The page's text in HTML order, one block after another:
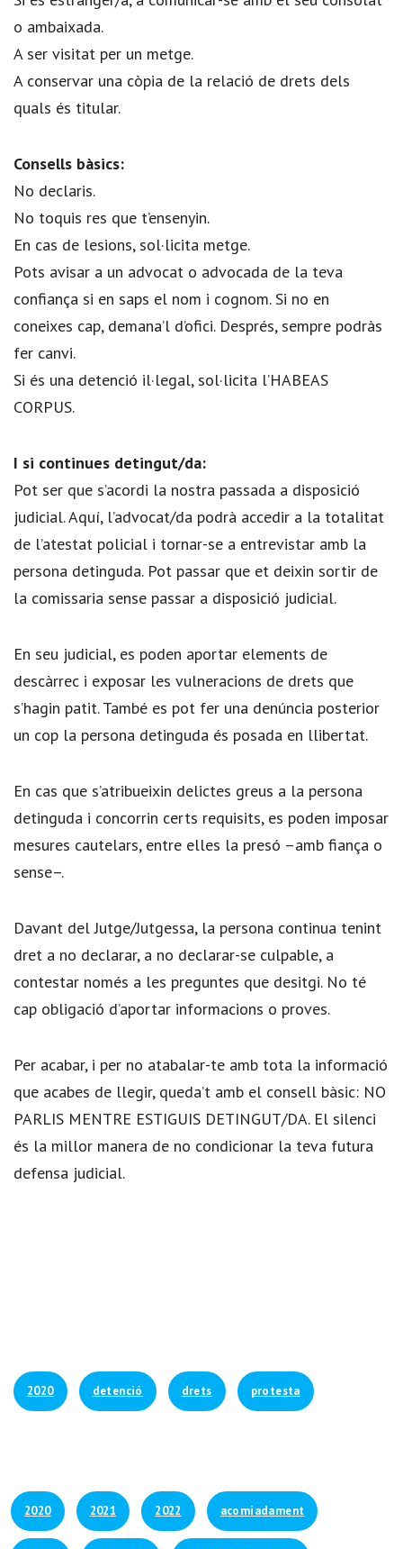
o ambaixada.
A ser visitat per un metge.
A conservar una còpia de la relació de drets dels
quals és titular.
Consells bàsics:
No declaris.
No toquis res que t’ensenyin.
En cas de lesions, sol·licita metge.
Pots avisar a un advocat o advocada de la teva
confiança si en saps el nom i cognom. Si no en
coneixes cap, demana’l d’ofici. Després, sempre podràs
fer canvi.
Si és una detenció il·legal, sol·licita l’HABEAS
CORPUS.
I si continues detingut/da:
Pot ser que s’acordi la nostra passada a disposició
judicial. Aquí, l’advocat/da podrà accedir a la totalitat
de l’atestat policial i tornar-se a entrevistar amb la
persona detinguda. Pot passar que et deixin sortir de
la comissaria sense passar a disposició judicial.
En seu judicial, es poden aportar elements de
descàrrec i exposar les vulneracions de drets que
s’hagin patit. També es pot fer una denúncia posterior
un cop la persona detinguda és posada en llibertat.
En cas que s’atribueixin delictes greus a la persona
detinguda i concorrin certs requisits, es poden imposar
mesures cautelars, entre elles la presó –amb fiança o
sense–.
Davant del Jutge/Jutgessa, la persona continua tenint
dret a no declarar, a no declarar-se culpable, a
contestar només a les preguntes que desitgi. No té
cap obligació d’aportar informacions o proves.
Per acabar, i per no atabalar-te amb tota la informació
que acabes de llegir, queda’t amb el consell bàsic: NO
PARLIS MENTRE ESTIGUIS DETINGUT/DA. El silenci
és la millor manera de no condicionar la teva futura
defensa judicial.
2020 detenció drets protesta
2020 2021 2022 acomiadament